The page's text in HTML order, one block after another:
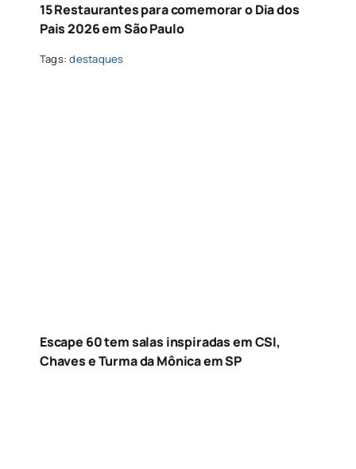
15 Restaurantes para comemorar o Dia dos
Pais 2026 em São Paulo
Tags:destaques
Escape 60 tem salas inspiradas em CSI,
Chaves e Turma da Mônica em SP